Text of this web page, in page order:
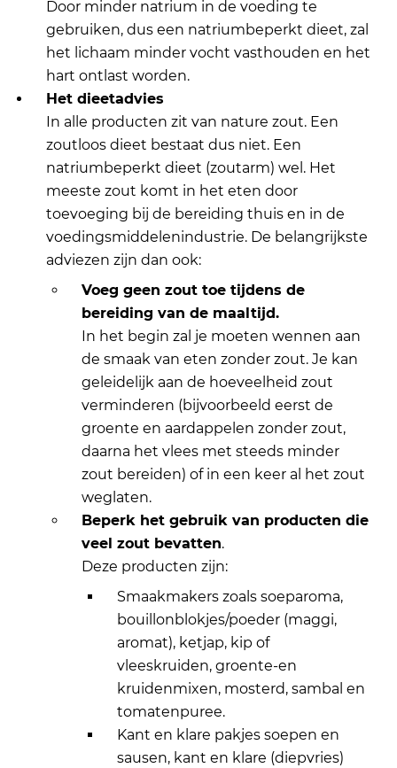
Door minder natrium in de voeding te
gebruiken, dus een natriumbeperkt dieet, zal
het lichaam minder vocht vasthouden en het
hart ontlast worden.
Het dieetadvies
In alle producten zit van nature zout. Een
zoutloos dieet bestaat dus niet. Een
natriumbeperkt dieet (zoutarm) wel. Het
meeste zout komt in het eten door
toevoeging bij de bereiding thuis en in de
voedingsmiddelenindustrie. De belangrijkste
adviezen zijn dan ook:
Voeg geen zout toe tijdens de
bereiding van de maaltijd.
In het begin zal je moeten wennen aan
de smaak van eten zonder zout. Je kan
geleidelijk aan de hoeveelheid zout
verminderen (bijvoorbeeld eerst de
groente en aardappelen zonder zout,
daarna het vlees met steeds minder
zout bereiden) of in een keer al het zout
weglaten.
Beperk het gebruik van producten die
veel zout bevatten.
Deze producten zijn:
Smaakmakers zoals soeparoma,
bouillonblokjes/poeder (maggi,
aromat), ketjap, kip of
vleeskruiden, groente-en
kruidenmixen, mosterd, sambal en
tomatenpuree.
Kant en klare pakjes soepen en
sausen, kant en klare (diepvries)